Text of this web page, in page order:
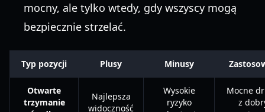
mocny, ale tylko wtedy, gdy wszyscy mogą
bezpiecznie strzelać.
Typ pozycji Plusy Minusy
Otwarte
trzymanie
Najlepsza
widoczność
Wysokie
ryzyko
Mocne
z